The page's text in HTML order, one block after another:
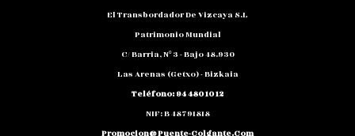
El Transbordador De Vizcaya S.L
Patrimonio Mundial
C/ Barria, Nº 3 - Bajo 48.930
Las Arenas (Getxo) - Bizkaia
Teléfono: 94 480 10 12
NIF: B 48791818